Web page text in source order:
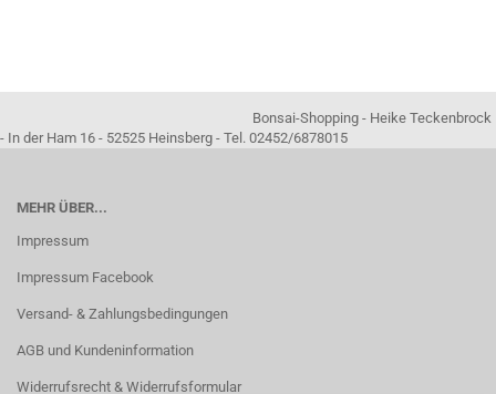
Bonsai-Shopping - Heike Teckenbrock
- In der Ham 16 - 52525 Heinsberg - Tel. 02452/6878015
MEHR ÜBER...
Impressum
Impressum Facebook
Versand- & Zahlungsbedingungen
AGB und Kundeninformation
Widerrufsrecht & Widerrufsformular